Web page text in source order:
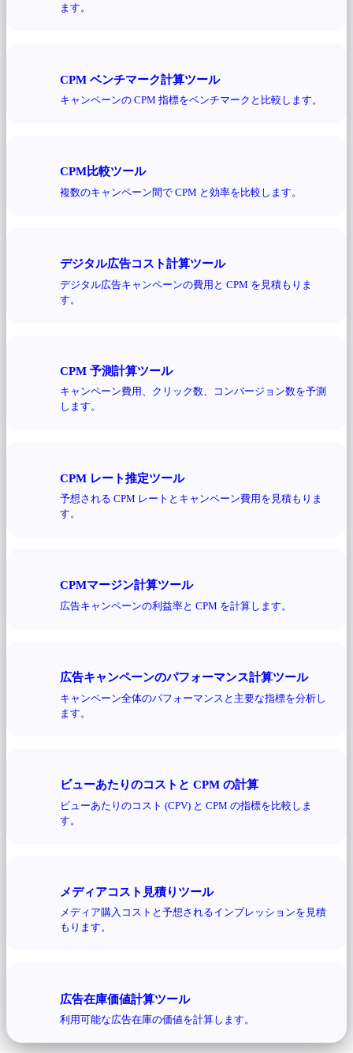
ます。
CPM ベンチマーク計算ツール
キャンペーンの CPM 指標をベンチマークと比較します。
CPM比較ツール
複数のキャンペーン間で CPM と効率を比較します。
デジタル広告コスト計算ツール
デジタル広告キャンペーンの費用と CPM を見積もりま
す。
CPM 予測計算ツール
キャンペーン費用、クリック数、コンバージョン数を予測
します。
CPM レート推定ツール
予想される CPM レートとキャンペーン費用を見積もりま
す。
CPMマージン計算ツール
広告キャンペーンの利益率と CPM を計算します。
広告キャンペーンのパフォーマンス計算ツール
キャンペーン全体のパフォーマンスと主要な指標を分析し
ます。
ビューあたりのコストと CPM の計算
ビューあたりのコスト (CPV) と CPM の指標を比較しま
す。
メディアコスト見積りツール
メディア購入コストと予想されるインプレッションを見積
もります。
広告在庫価値計算ツール
利用可能な広告在庫の価値を計算します。